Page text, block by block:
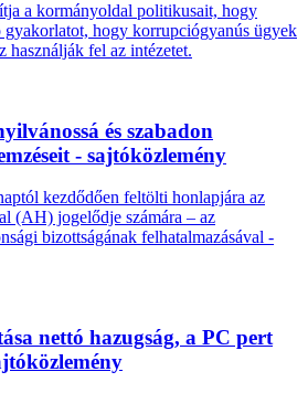
a kormányoldal politikusait, hogy
gyakorlatot, hogy korrupciógyanús ügyek
használják fel az intézetet.
és szabadon
- sajtóközlemény
kezdődően feltölti honlapjára az
(AH) jogelődje számára – az
bizottságának felhatalmazásával -
nettó hazugság, a PC pert